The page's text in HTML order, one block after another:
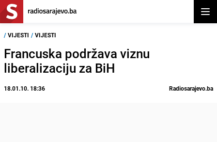
/ VIJESTI / VIJESTI
Francuska podržava viznu
liberalizaciju za BiH
18.01.10. 18:36 Radiosarajevo.ba